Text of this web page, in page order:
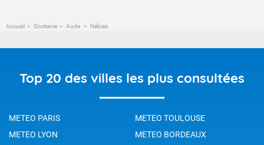
Accueil Occitanie Aude Nébias
Top 20 des villes les plus consultées
METEO PARIS
METEO TOULOUSE
METEO LYON
METEO BORDEAUX